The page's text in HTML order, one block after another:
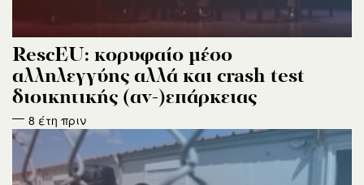
RescEU: κορυφαίο μέσο
αλληλεγγύης αλλά και crash test
διοικητικής (αν-)επάρκειας
8 έτη πριν